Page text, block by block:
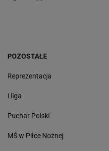
POZOSTAŁE
Reprezentacja
I liga
Puchar Polski
MŚ w Piłce Nożnej